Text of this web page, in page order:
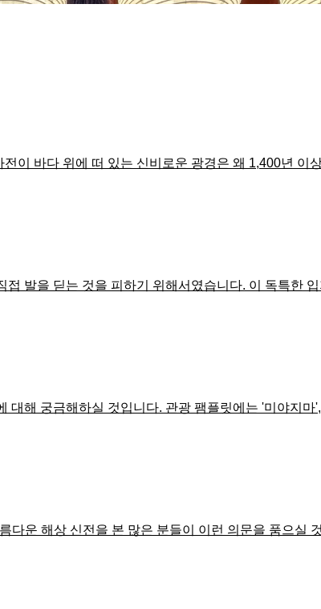
이 바다 위에 떠 있는 신비로운 광경은 왜 1,400년 이
발을 딛는 것을 피하기 위해서였습니다. 이 독특한
해 궁금해하실 것입니다. 관광 팸플릿에는 '미야지마
운 해상 신전을 본 많은 분들이 이런 의문을 품으실